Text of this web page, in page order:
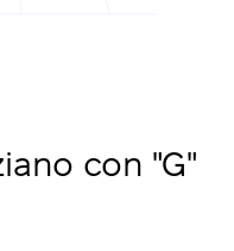
con "G"